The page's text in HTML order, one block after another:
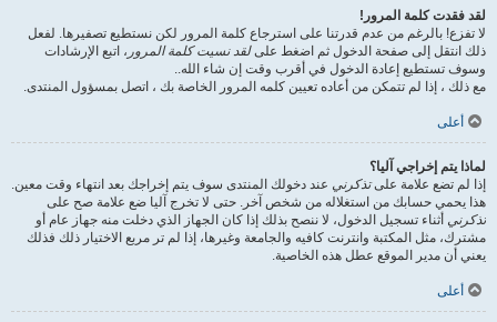
لقد فقدت كلمة المرور!
لا تفزع! بالرغم من عدم قدرتنا على استرجاع كلمة المرور لكن نستطيع تصفيرها. لفعل
ذلك انتقل إلى صفحة الدخول ثم اضغط علىلقد نسيت كلمة المرور ، اتبع الإرشادات
وسوف تستطيع إعادة الدخول في أقرب وقت إن شاء الله..
مع ذلك ، إذا لم تتمكن من أعاده تعيين كلمه المرور الخاصة بك ، اتصل بمسؤول المنتدى.
أعلى
لماذا يتم إخراجي آليا؟
إذا لم تضع علامة علىتذكرني عند دخولك المنتدى سوف يتم إخراجك بعد انتهاء وقت معين.
هذا يحمي حسابك من استغلاله من شخص آخر. حتى لا تخرج آليا ضع علامة صح على
تذكرني أثناء تسجيل الدخول، لا ننصح بذلك إذا كان الجهاز الذي دخلت منه جهاز عام أو
مشترك، مثل المكتبة وانترنت كافيه والجامعة وغيرها، إذا لم تر مربع الاختيار ذلك فذلك
يعني أن مدير الموقع عطل هذه الخاصية.
أعلى